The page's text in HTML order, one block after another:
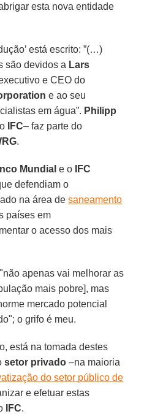
esta nova entidade
está escrito: ”(…)
são devidos a Lars
e CEO do
e ao seu
em água”. Philipp
IFC– faz parte do
.
Mundiale o IFC
defendiam o
na área desaneamento
países em
o acesso dos mais
apenas vai melhorar as
mais pobre], mas
mercado potencial
o grifo é meu.
está na tomada destes
setor privado –na maioria
do setor público de
e efetuar estas
IFC.